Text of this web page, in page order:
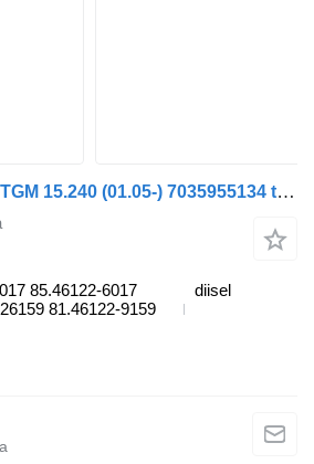
Roolisammas MAN TGM 15.240 (01.05-) 7035955134 tüübi jaoks sadulveoki MAN TGL, TGM, TGS, TGX (2005-2021)
85.46122-6017
81.46122-9159
diisel